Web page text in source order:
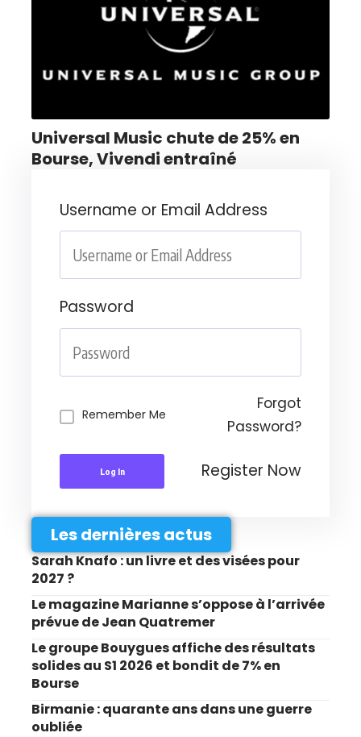
Universal Music chute de 25% en
Bourse, Vivendi entraîné
Username or Email Address
Password
Remember Me
Forgot
Password?
Log In Register Now
Les dernières actus
Sarah Knafo : un livre et des visées pour
2027 ?
Le magazine Marianne s’oppose à l’arrivée
prévue de Jean Quatremer
Le groupe Bouygues affiche des résultats
solides au S1 2026 et bondit de 7% en
Bourse
Birmanie : quarante ans dans une guerre
oubliée